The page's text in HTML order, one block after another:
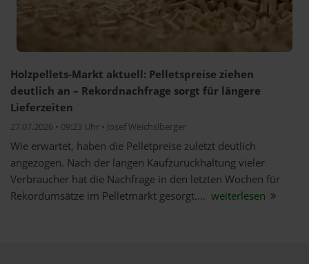
Holzpellets-Markt aktuell: Pelletspreise ziehen
deutlich an – Rekordnachfrage sorgt für längere
Lieferzeiten
27.07.2026 • 09:23 Uhr • Josef Weichslberger
Wie erwartet, haben die Pelletpreise zuletzt deutlich
angezogen. Nach der langen Kaufzurückhaltung vieler
Verbraucher hat die Nachfrage in den letzten Wochen für
Rekordumsätze im Pelletmarkt gesorgt.... weiterlesen